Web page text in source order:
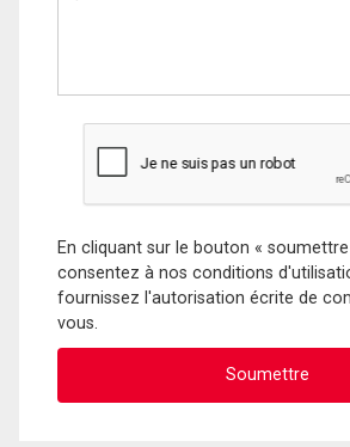
En cliquant sur le bouton «
consentez à nos conditions
fournissez l'autorisation écrite de
vous.